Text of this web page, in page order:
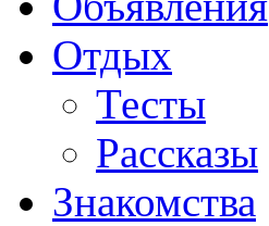
Отдых
Тесты
Рассказы
Знакомства